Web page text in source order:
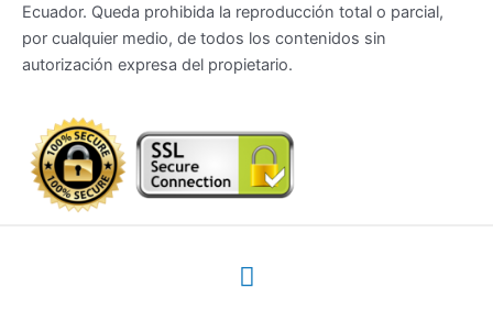
Menú
Ecuador. Queda prohibida la reproducción total o parcial,
por cualquier medio, de todos los contenidos sin
autorización expresa del propietario.